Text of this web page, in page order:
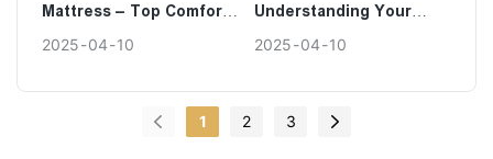
Mattress – Top Comfort
2025 04 10
Understanding Your
2025 04 10
1 2 3